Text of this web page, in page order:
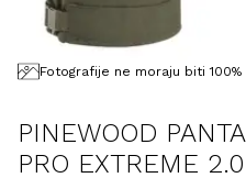
Fotografije ne moraju biti
PINEWOOD
PRO EXTREME